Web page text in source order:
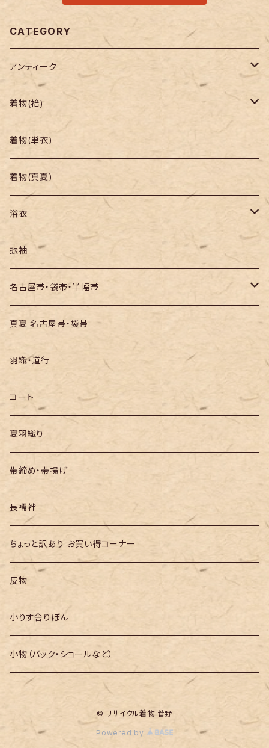
CATEGORY
アンティーク
着物
帯
羽織り・道行
着物(袷)
小紋
色無地・江戸小紋
紬
訪問着・付下
お召し
着物(単衣)
着物(真夏)
浴衣
セオα・ポリ
木綿・綿麻
絞りの浴衣
振袖
名古屋帯・袋帯・半幅帯
名古屋帯
袋帯
半幅帯
真夏 名古屋帯・袋帯
羽織・道行
コート
夏羽織り
帯締め・帯揚げ
長襦袢
ちょっと訳あり お買い得コーナー
反物
小りす舎りぼん
小物（バック・ショールなど）
© リサイクル着物 菅野
Powered by